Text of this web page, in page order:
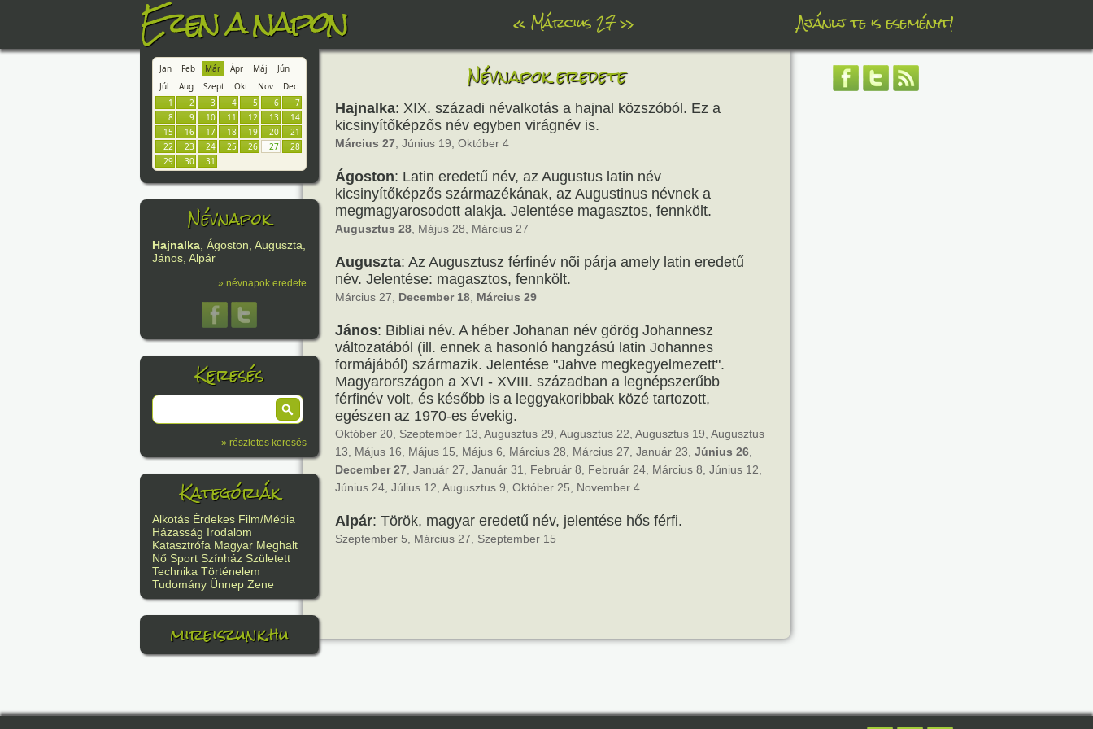
Ezen a napon « Március 27» Ajánlj te is eseményt!
Jan Feb Már Ápr Máj
Jún
Júl
Aug Szept Okt Nov
Dec
1
2 3 4 5 6
7
8
9 10 11 12 13
14
15
16 17 18 19 20
21
22
23 24 25 26 27
28
29
30 31
Névnapok
Hajnalka, Ágoston, Auguszta,
János, Alpár
» névnapok eredete
Keresés
» részletes keresés
Kategóriák
Alkotás Érdekes Film/Média
Házasság Irodalom
Katasztrófa Magyar Meghalt
Nő Sport Színház Született
Technika Történelem
Tudomány Ünnep Zene
mireiszunk.hu
Névnapok eredete
Hajnalka: XIX. századi névalkotás a hajnal közszóból. Ez a
kicsinyítőképzős név egyben virágnév is.
Március 27 , Június 19, Október 4
Ágoston: Latin eredetű név, az Augustus latin név
kicsinyítőképzős származékának, az Augustinus névnek a
megmagyarosodott alakja. Jelentése magasztos, fennkölt.
Augusztus 28 , Május 28, Március 27
Auguszta: Az Augusztusz férfinév nõi párja amely latin eredetű
név. Jelentése: magasztos, fennkölt.
Március 27, December 18 Március 29
János: Bibliai név. A héber Johanan név görög Johannesz
változatából (ill. ennek a hasonló hangzású latin Johannes
formájából) származik. Jelentése "Jahve megkegyelmezett".
Magyarországon a XVI - XVIII. században a legnépszerűbb
férfinév volt, és később is a leggyakoribbak közé tartozott,
egészen az 1970-es évekig.
Október 20, Szeptember 13, Augusztus 29, Augusztus 22, Augusztus 19, Augusztus
13, Május 16, Május 15, Május 6, Március 28, Március 27, Január 23, Június 26
December 27 , Január 27, Január 31, Február 8, Február 24, Március 8, Június 12,
Június 24, Július 12, Augusztus 9, Október 25, November 4
Alpár: Török, magyar eredetű név, jelentése hős férfi.
Szeptember 5, Március 27, Szeptember 15